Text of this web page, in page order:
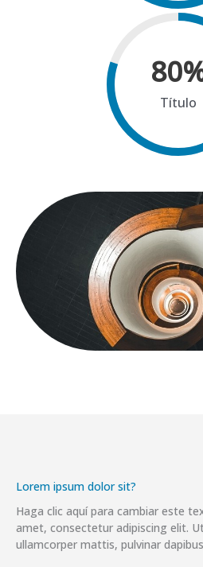
80
Título
Lorem ipsum dolor sit?
Haga clic aquí para cambiar este
amet, consectetur adipiscing elit.
ullamcorper mattis, pulvinar